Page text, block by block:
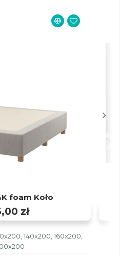
foam Koło
zł
140x200, 160x200,